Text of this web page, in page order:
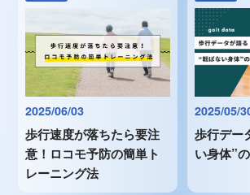
2025/06/03
歩行速度が落ちたら要注
意！ロコモ予防の簡単ト
レーニング法
2025/05/
歩行デー
い身体”